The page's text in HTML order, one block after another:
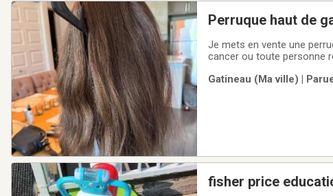
Perruque haut de
Je mets en vente une
cancer ou toute personne
à l'appui.Inclus : shampoing
Gatineau (Ma ville) |